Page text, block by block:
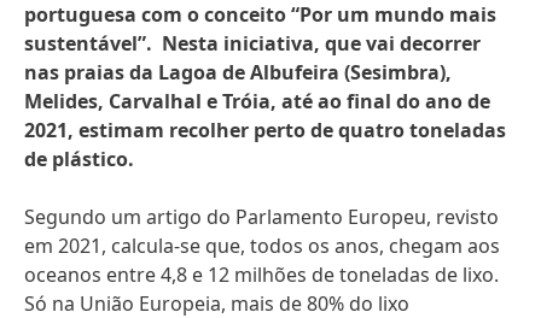
portuguesa com o conceito “Por um mundo mais
sustentável”. Nesta iniciativa, que vai decorrer
nas praias da Lagoa de Albufeira (Sesimbra),
Melides, Carvalhal e Tróia, até ao final do ano de
2021, estimam recolher perto de quatro toneladas
de plástico.
Segundo um artigo do Parlamento Europeu, revisto
em 2021, calcula-se que, todos os anos, chegam aos
oceanos entre 4,8 e 12 milhões de toneladas de lixo.
Só na União Europeia, mais de 80% do lixo